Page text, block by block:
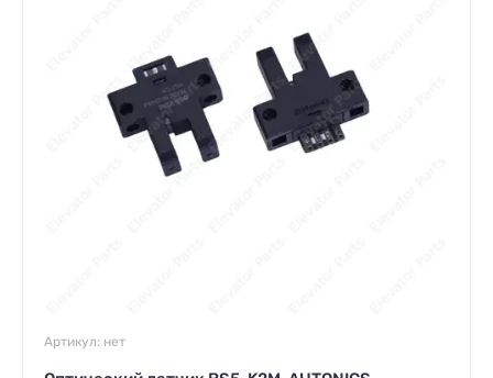
Артикул: нет